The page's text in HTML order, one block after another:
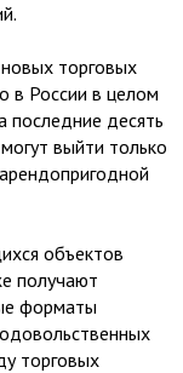
торговых
в России в целом
десять
выйти только
объектов
получают
форматы
торговых